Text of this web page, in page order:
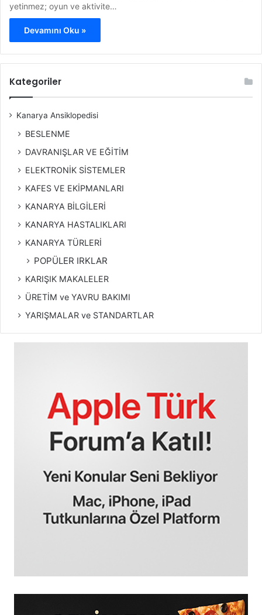
yetinmez; oyun ve aktivite…
Devamını Oku »
Kategoriler
Kanarya Ansiklopedisi
BESLENME
DAVRANIŞLAR VE EĞİTİM
ELEKTRONİK SİSTEMLER
KAFES VE EKİPMANLARI
KANARYA BİLGİLERİ
KANARYA HASTALIKLARI
KANARYA TÜRLERİ
POPÜLER IRKLAR
KARIŞIK MAKALELER
ÜRETİM ve YAVRU BAKIMI
YARIŞMALAR ve STANDARTLAR